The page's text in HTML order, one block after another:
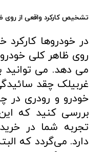
تشخیص کارکرد واقعی از روی
در خودروها کارکرد
روی ظاهر کلی
می دهد. می توانید
غربیلک چقد سائیدگی
خودرو و رودری در
بررسی کنید که
تجربه شما در
دارد. می‌گردد که